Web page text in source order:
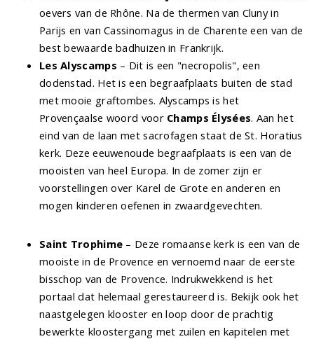
oevers van de Rhône. Na de thermen van Cluny in
Parijs en van Cassinomagus in de Charente een van de
best bewaarde badhuizen in Frankrijk.
Les Alyscamps – Dit is een "necropolis", een
dodenstad. Het is een begraafplaats buiten de stad
met mooie graftombes. Alyscamps is het
Provençaalse woord voor Champs Élysées. Aan het
eind van de laan met sacrofagen staat de St. Horatius
kerk. Deze eeuwenoude begraafplaats is een van de
mooisten van heel Europa. In de zomer zijn er
voorstellingen over Karel de Grote en anderen en
mogen kinderen oefenen in zwaardgevechten.
Saint Trophime – Deze romaanse kerk is een van de
mooiste in de Provence en vernoemd naar de eerste
bisschop van de Provence. Indrukwekkend is het
portaal dat helemaal gerestaureerd is. Bekijk ook het
naastgelegen klooster en loop door de prachtig
bewerkte kloostergang met zuilen en kapitelen met